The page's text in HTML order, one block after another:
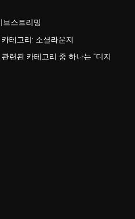
브스트리밍
테고리: 소셜라운지
련된 카테고리 중 하나는 "디지